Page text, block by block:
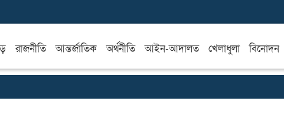
রাজনীতি আন্তর্জাতিক অর্থনীতি আইন-আদালত খেলাধুলা বিনোদন